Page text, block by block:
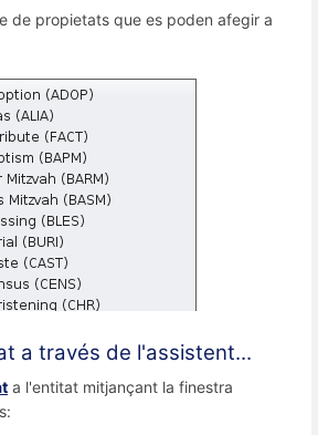
de propietats que es poden afegir a
a través de l'assistent...
a l'entitat mitjançant la finestra